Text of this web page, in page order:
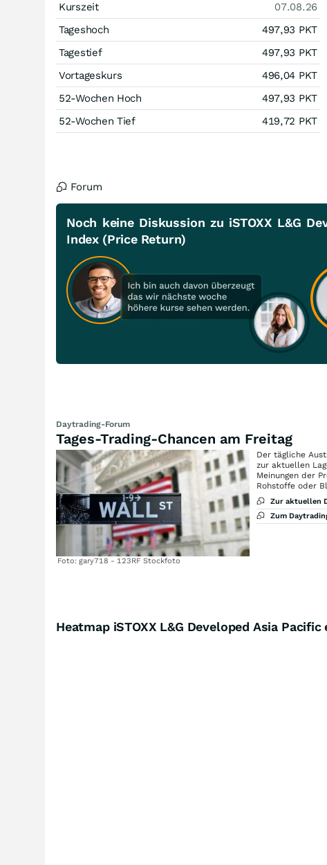
Kurszeit
07.08.26
Tageshoch
497,93 PKT
Tagestief
497,93 PKT
Vortageskurs
496,04 PKT
52-Wochen Hoch
497,93 PKT
52-Wochen Tief
419,72 PKT
Forum
Noch keine Diskussion zu iSTOXX L&G
Index (Price Return)
Daytrading-Forum
Tages-Trading-Chancen am Freitag
Foto: gary718 - 123RF Stockfoto
Der tägliche
zur aktuellen
Meinungen der
Rohstoffe oder
Zur aktuellen
Zum
Heatmap iSTOXX L&G Developed Asia